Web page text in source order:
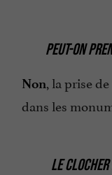
PEUT-ON
Non, la prise
dans les
LE